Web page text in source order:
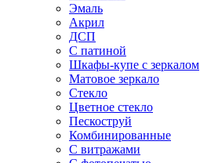
Эмаль
Акрил
ДСП
С патиной
Шкафы-купе с зеркалом
Матовое зеркало
Стекло
Цветное стекло
Пескоструй
Комбинированные
С витражами